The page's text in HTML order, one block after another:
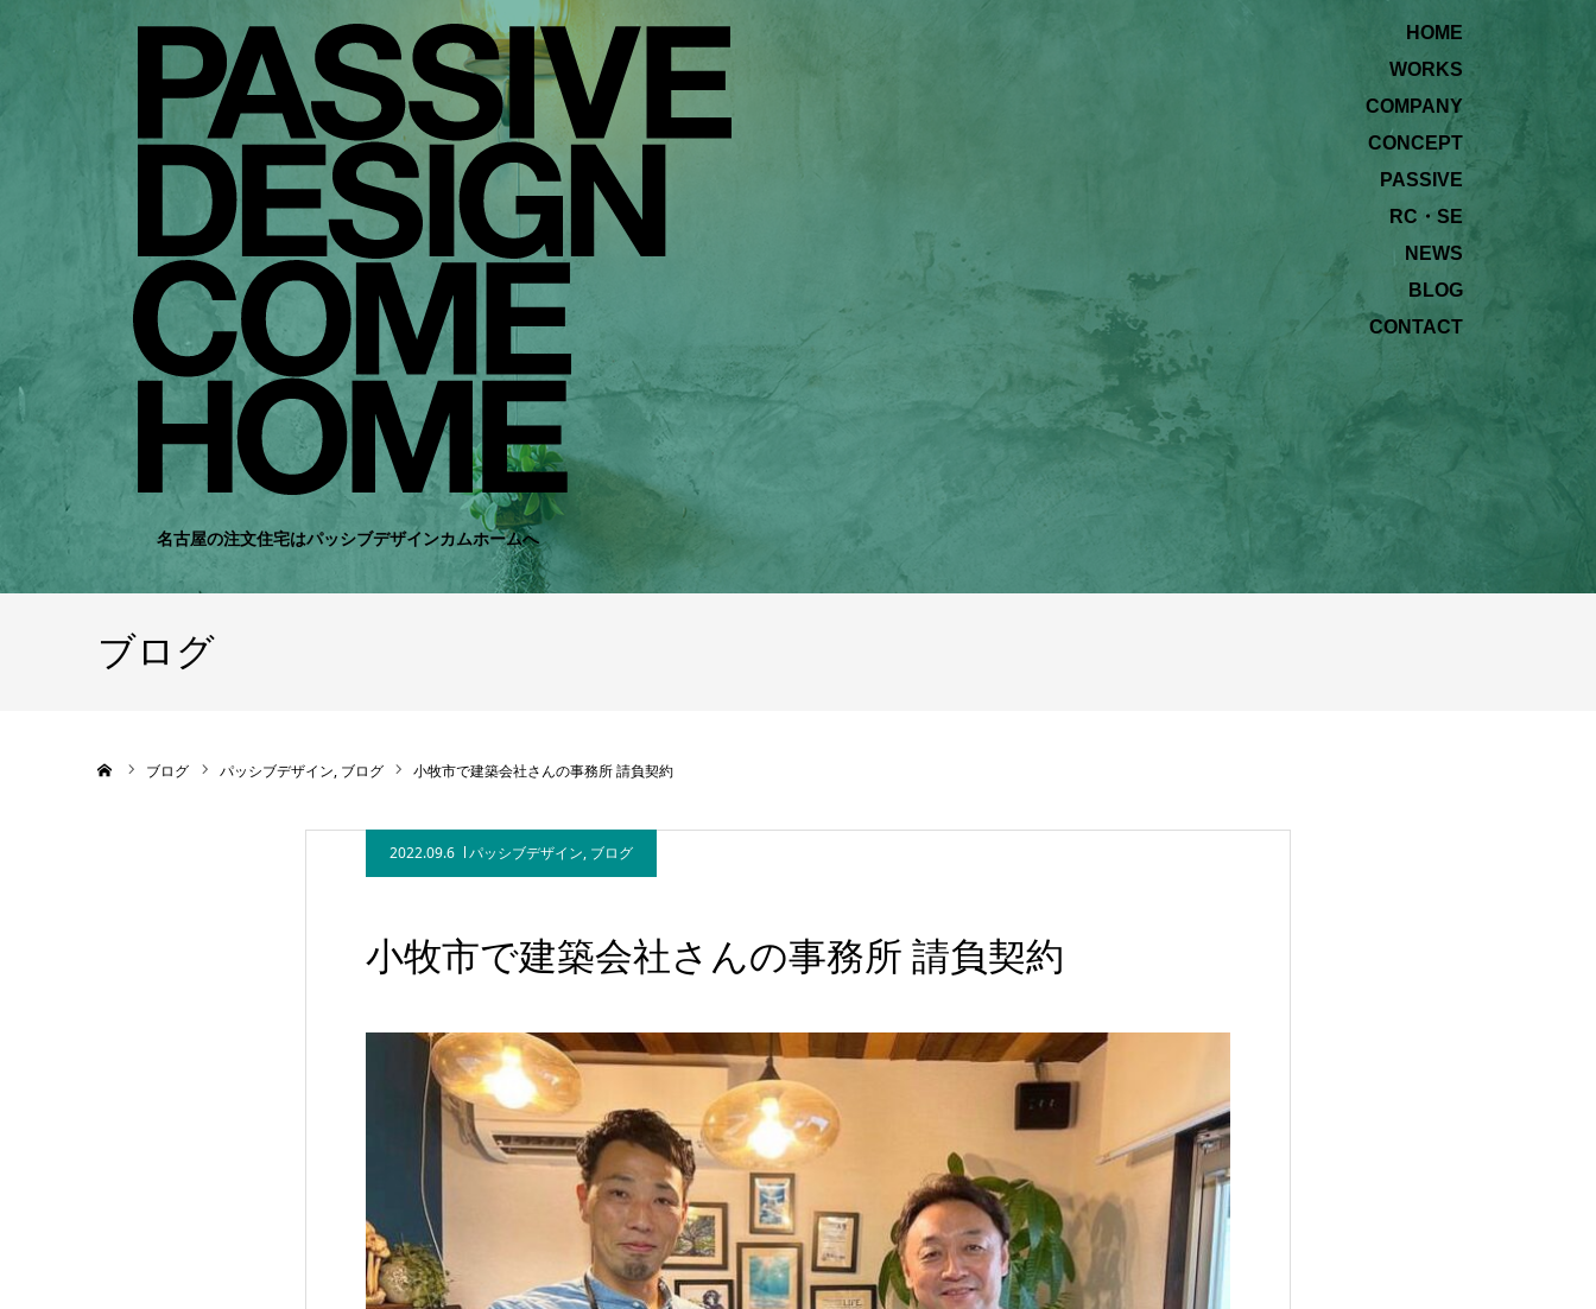
名古屋の注文住宅はパッシブデザインカムホームへ
HOME
WORKS
COMPANY
CONCEPT
PASSIVE
RC・SE
NEWS
BLOG
CONTACT
ブログ
ブログ パッシブデザイン ブログ 小牧市で建築会社さんの事務所 請負契約
2022.09.6 パッシブデザイン, ブログ
小牧市で建築会社さんの事務所 請負契約